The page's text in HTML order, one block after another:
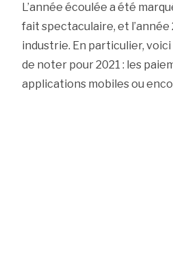
L’année écoulée a été
fait spectaculaire, et
industrie. En particulier,
de noter pour 2021 : les
applications mobiles ou